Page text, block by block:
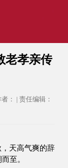
老孝亲传
： | 责任编辑：
天高气爽的辞
至。